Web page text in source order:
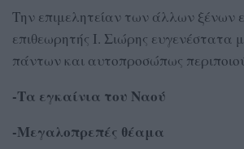
Την επιμελητείαν των άλλων ξένων
επιθεωρητής Ι. Σιώρης ευγενέστατα
πάντων και αυτοπροσώπως
-Τα εγκαίνια του Ναού
-Μεγαλοπρεπές θέαμα